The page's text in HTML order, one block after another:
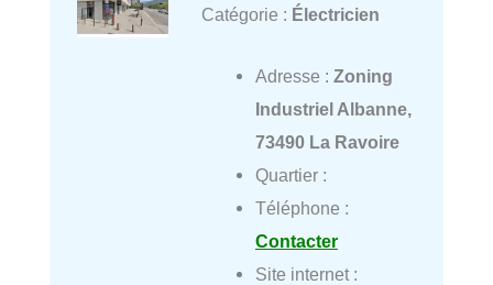
Catégorie : Électricien
Adresse : Zoning
Industriel Albanne,
73490 La Ravoire
Quartier :
Téléphone :
Contacter
Site internet :